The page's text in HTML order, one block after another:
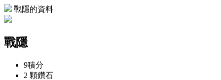
戰隱的資料
戰隱
9積分
2 顆鑽石